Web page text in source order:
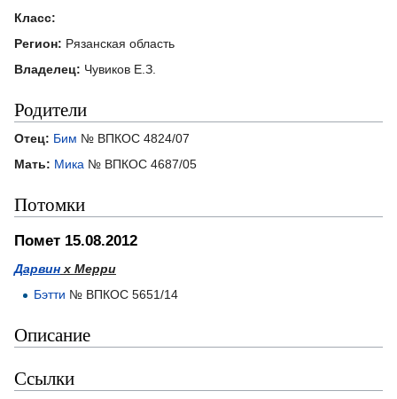
Класс:
Регион: Рязанская область
Владелец: Чувиков Е.З.
Родители
Отец: Бим № ВПКОС 4824/07
Мать: Мика № ВПКОС 4687/05
Потомки
Помет 15.08.2012
Дарвин х Мерри
Бэтти № ВПКОС 5651/14
Описание
Ссылки